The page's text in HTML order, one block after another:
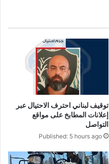
توقيف لبناني احترف الاحتيال عبر
إعلانات المطابخ على مواقع
التواصل
Published: 5 hours ago